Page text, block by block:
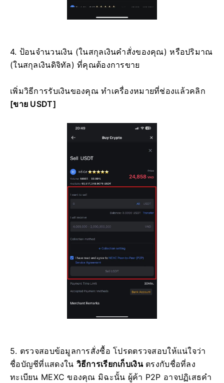
4. ป้อนจำนวนเงิน (ในสกุลเงินคำสั่งของคุณ) หรือปริมาณ
(ในสกุลเงินดิจิทัล) ที่คุณต้องการขาย
เพิ่มวิธีการรับเงินของคุณ ทำเครื่องหมายที่ช่องแล้วคลิก
[ขาย USDT]
5. ตรวจสอบข้อมูลการสั่งซื้อโปรดตรวจสอบให้แน่ใจว่า
ชื่อบัญชีที่แสดงใน วิธีการเรียกเก็บเงินตรงกับชื่อที่ลง
ทะเบียน MEXC ของคุณ มิฉะนั้น ผู้ค้า P2P อาจปฏิเสธคำ